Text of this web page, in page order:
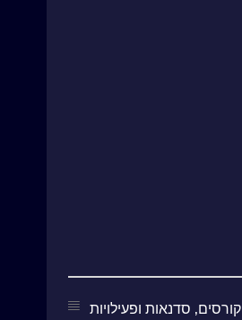
קורסים, סדנאות ופעילויות